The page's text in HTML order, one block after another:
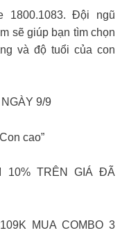
1800.1083. Đội ngũ
sẽ giúp bạn tìm chọn
và độ tuổi của con
9/9
cao”
10% TRÊN GIÁ ĐÃ
MUA COMBO 3